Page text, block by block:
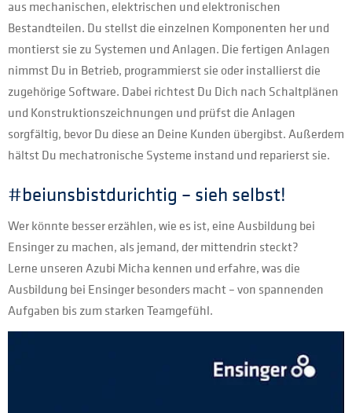
aus mechanischen, elektrischen und elektronischen
Bestandteilen. Du stellst die einzelnen Komponenten her und
montierst sie zu Systemen und Anlagen. Die fertigen Anlagen
nimmst Du in Betrieb, programmierst sie oder installierst die
zugehörige Software. Dabei richtest Du Dich nach Schaltplänen
und Konstruktionszeichnungen und prüfst die Anlagen
sorgfältig, bevor Du diese an Deine Kunden übergibst. Außerdem
hältst Du mechatronische Systeme instand und reparierst sie.
#beiunsbistdurichtig – sieh selbst!
Wer könnte besser erzählen, wie es ist, eine Ausbildung bei
Ensinger zu machen, als jemand, der mittendrin steckt?
Lerne unseren Azubi Micha kennen und erfahre, was die
Ausbildung bei Ensinger besonders macht – von spannenden
Aufgaben bis zum starken Teamgefühl.